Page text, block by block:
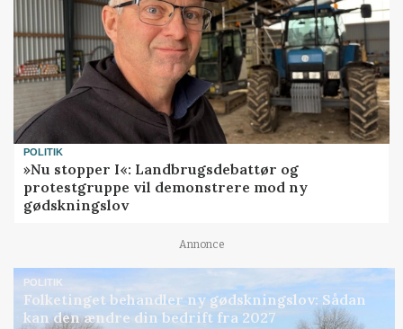
POLITIK
»Nu stopper I«: Landbrugsdebattør og
protestgruppe vil demonstrere mod ny
gødskningslov
Annonce
POLITIK
Folketinget behandler ny gødskningslov: Sådan
kan den ændre din bedrift fra 2027